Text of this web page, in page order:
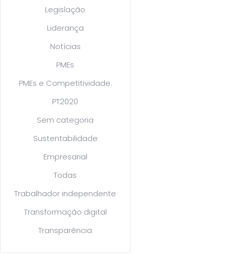
Legislação
Liderança
Notícias
PMEs
PMEs e Competitividade.
PT2020
Sem categoria
Sustentabilidade
Empresarial
Todas
Trabalhador independente
Transformação digital
Transparência